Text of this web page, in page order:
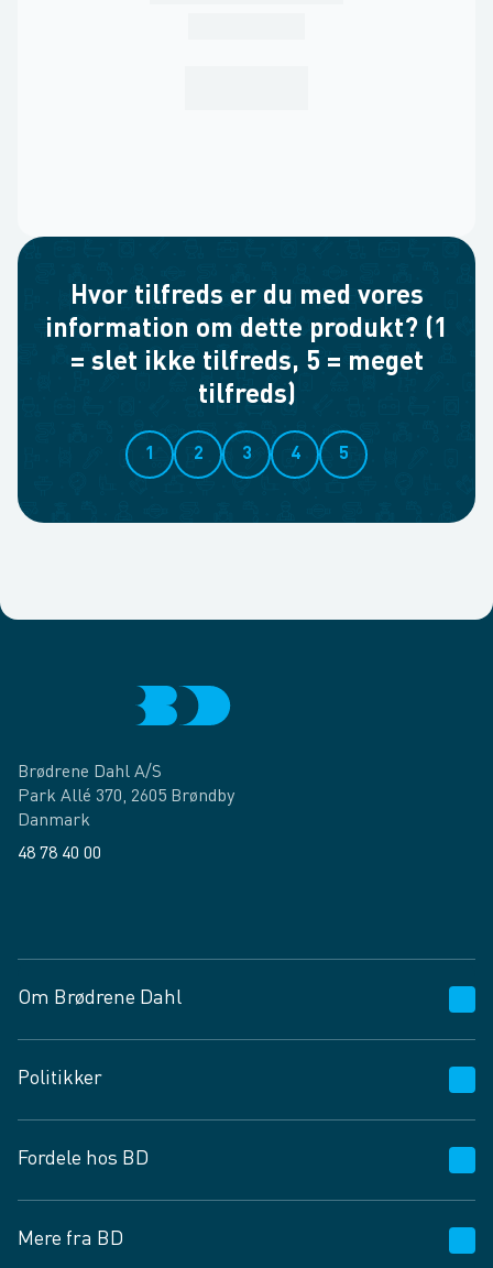
Hvor tilfreds er du med vores
information om dette produkt? (1
= slet ikke tilfreds, 5 = meget
tilfreds)
1 2 3 4 5
Brødrene Dahl A/S
Park Allé 370, 2605 Brøndby
Danmark
48 78 40 00
Om Brødrene Dahl
Vagttelefon 30 10 89 89
Spørgsmål og svar
Job og karriere
Fødevarekontrolrapport
Politikker
Privatlivspolitik
Cookies
Vilkår og betingelser
Fordele hos BD
BD app
Mere fra BD